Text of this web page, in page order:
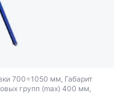
700÷1050 мм, Габарит
групп (max) 400 мм,